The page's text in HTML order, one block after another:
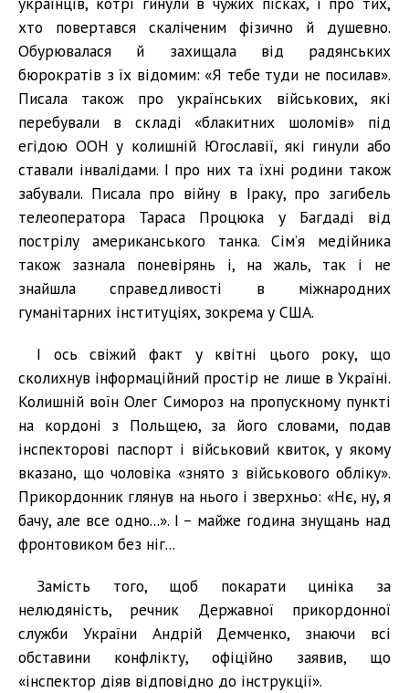
хто повертався скаліченим фізично й душевно.
Обурювалася й захищала від радянських
бюрократів з їх відомим: «Я тебе туди не посилав».
Писала також про українських військових, які
перебували в складі «блакитних шоломів» під
егідою ООН у колишній Югославії, які гинули або
ставали інвалідами. І про них та їхні родини також
забували. Писала про війну в Іраку, про загибель
телеоператора Тараса Процюка у Багдаді від
пострілу американського танка. Сім’я медійника
також зазнала поневірянь і, на жаль, так і не
знайшла справедливості в міжнародних
гуманітарних інституціях, зокрема у США.
І ось свіжий факт у квітні цього року, що
сколихнув інформаційний простір не лише в Україні.
Колишній воїн Олег Симороз на пропускному пункті
на кордоні з Польщею, за його словами, подав
інспекторові паспорт і військовий квиток, у якому
вказано, що чоловіка «знято з військового обліку».
Прикордонник глянув на нього і зверхньо: «Нє, ну, я
бачу, але все одно...». І – майже година знущань над
фронтовиком без ніг...
Замість того, щоб покарати циніка за
нелюдяність, речник Державної прикордонної
служби України Андрій Демченко, знаючи всі
обставини конфлікту, офіційно заявив, що
«інспектор діяв відповідно до інструкції».